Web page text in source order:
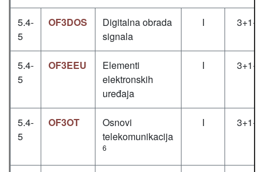
5.4-
5
OF3DOS
Digitalna obrada
signala
I 3+1+1
5.4-
5
OF3EEU
Elementi
elektronskih
uređaja
I 3+1+1
5.4-
5
OF3OT
Osnovi
telekomunikacija
6
I 3+1+1